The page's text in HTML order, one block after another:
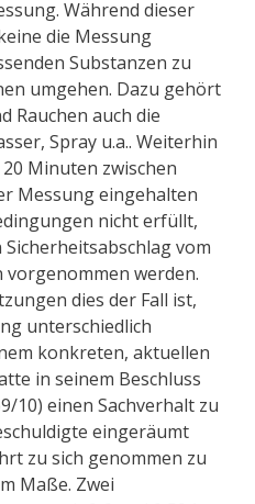
Während dieser
die Messung
Substanzen zu
umgehen. Dazu gehört
Rauchen auch die
Spray u.a.. Weiterhin
Minuten zwischen
Messung eingehalten
nicht erfüllt,
vom
werden.
dies der Fall ist,
unterschiedlich
konkreten, aktuellen
in seinem Beschluss
10) einen Sachverhalt zu
eingeräumt
zu sich genommen zu
Maße. Zwei